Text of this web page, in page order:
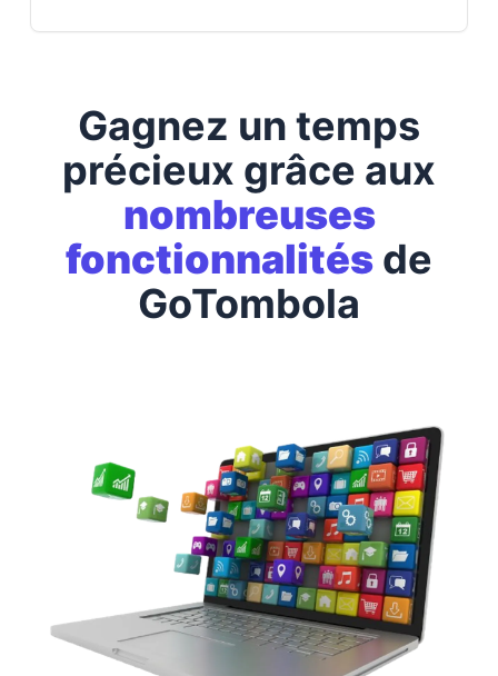
Gagnez un temps
précieux grâce aux
nombreuses
fonctionnalités de
GoTombola